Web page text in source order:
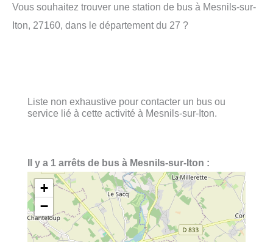
Vous souhaitez trouver une station de bus à Mesnils-sur-
Iton, 27160, dans le département du 27 ?
Liste non exhaustive pour contacter un bus ou
service lié à cette activité à Mesnils-sur-Iton.
Il y a 1 arrêts de bus à Mesnils-sur-Iton :
+
−